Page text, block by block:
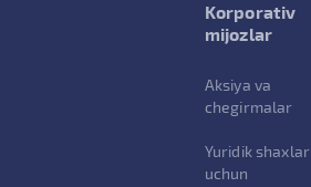
Korporativ
mijozlar
Aksiya va
chegirmalar
Yuridik shaxlar
uchun